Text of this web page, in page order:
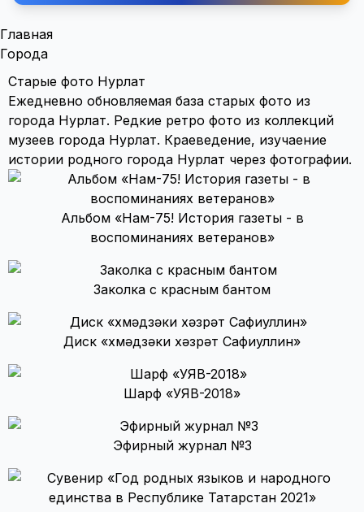
Главная
Города
Старые фото Нурлат
Ежедневно обновляемая база старых фото из
города Нурлат. Редкие ретро фото из коллекций
музеев города Нурлат. Краеведение, изучаение
истории родного города Нурлат через фотографии.
Альбом «Нам-75! История газеты - в
воспоминаниях ветеранов»
Заколка с красным бантом
Диск «Әхмәдзәки хәзрәт Сафиуллин»
Шарф «УЯВ-2018»
Эфирный журнал №3